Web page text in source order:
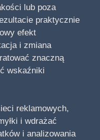
lub poza
praktycznie
efekt
i zmiana
znaczną
wskaźniki
reklamowych,
i wdrażać
i analizowania